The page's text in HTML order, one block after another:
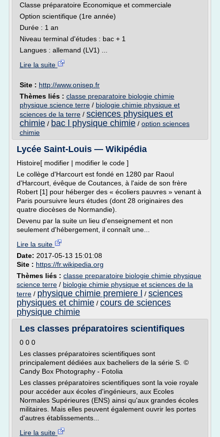
Classe préparatoire Economique et commerciale
Option scientifique (1re année)
Durée : 1 an
Niveau terminal d'études : bac + 1
Langues : allemand (LV1) ...
Lire la suite
Site : http://www.onisep.fr
Thèmes liés : classe preparatoire biologie chimie
physique science terre / biologie chimie physique et
sciences de la terre / sciences physiques et
chimie / bac l physique chimie / option sciences
chimie
Lycée Saint-Louis — Wikipédia
Histoire[ modifier | modifier le code ]
Le collège d'Harcourt est fondé en 1280 par Raoul
d'Harcourt, évêque de Coutances, à l'aide de son frère
Robert [1] pour héberger des « écoliers pauvres » venant à
Paris poursuivre leurs études (dont 28 originaires des
quatre diocèses de Normandie).
Devenu par la suite un lieu d'enseignement et non
seulement d'hébergement, il connaît une...
Lire la suite
Date: 2017-05-13 15:01:08
Site : https://fr.wikipedia.org
Thèmes liés : classe preparatoire biologie chimie physique
science terre / biologie chimie physique et sciences de la
terre / physique chimie premiere l / sciences
physiques et chimie / cours de sciences
physique chimie
Les classes préparatoires scientifiques
0 0 0
Les classes préparatoires scientifiques sont
principalement dédiées aux bacheliers de la série S. ©
Candy Box Photography - Fotolia
Les classes préparatoires scientifiques sont la voie royale
pour accéder aux écoles d'ingénieurs, aux Ecoles
Normales Supérieures (ENS) ainsi qu'aux grandes écoles
militaires. Mais elles peuvent également ouvrir les portes
d'autres établissements...
Lire la suite